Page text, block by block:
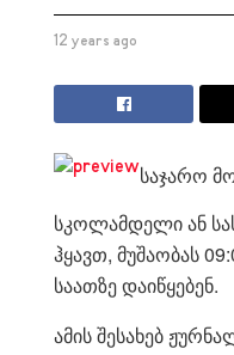
12 years ago
საჯარო
სკოლამდელი ან
ჰყავთ, მუშაობას
საათზე დაიწყებენ.
ამის შესახებ